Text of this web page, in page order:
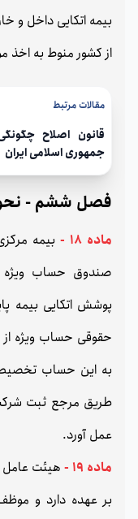
بیمه اتکایی داخل و
از کشور منوط به اخذ
مقالات مرتبط
قانون اصلاح
جمهوری اسلامی ایران
فصل ششم -
ماده 18 -
بیمه
پوشش اتکایی بیمه
حقوقی حساب ویژه
به این حساب
طریق مرجع ثبت
عمل آورد.
ماده 19 -
هیئت عامل
بر عهده دارد و